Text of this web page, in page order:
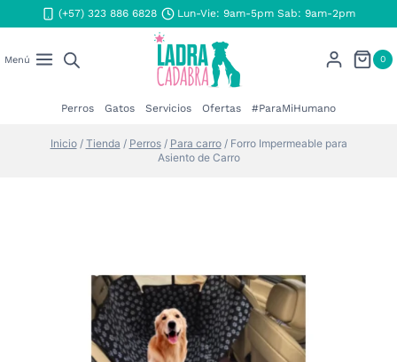
al
(+57) 323 886 6828 Lun-Vie: 9am-5pm Sab: 9am-2pm
Menú 0
Perros Gatos Servicios Ofertas #ParaMiHumano
Inicio / Tienda / Perros / Para carro / Forro Impermeable para
Asiento de Carro